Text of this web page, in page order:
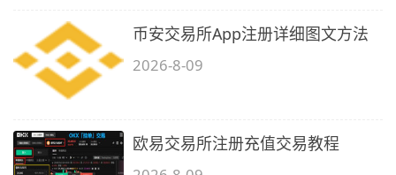
币安交易所App注册详细图文方法
2026-8-09
欧易交易所注册充值交易教程